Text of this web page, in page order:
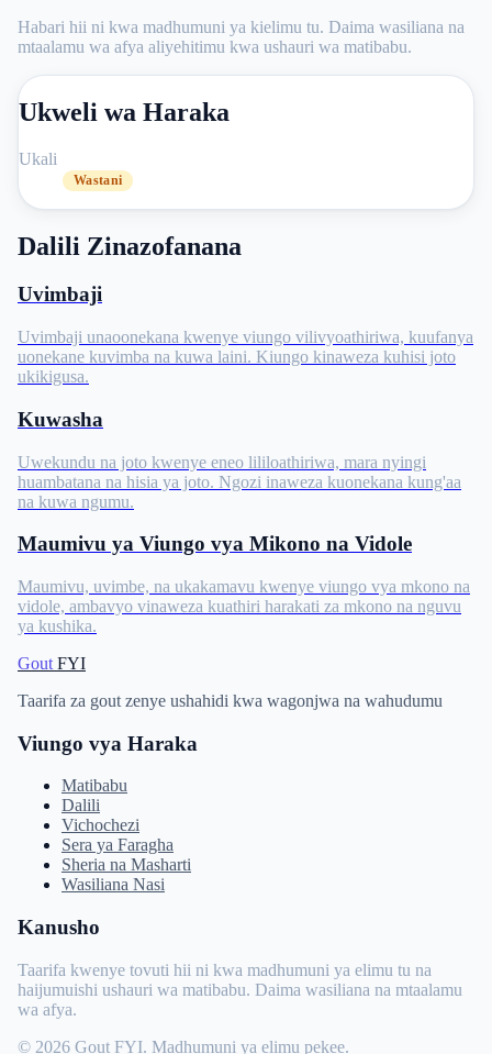
Habari hii ni kwa madhumuni ya kielimu tu. Daima wasiliana na
mtaalamu wa afya aliyehitimu kwa ushauri wa matibabu.
Ukweli wa Haraka
Ukali
Wastani
Dalili Zinazofanana
Uvimbaji
Uvimbaji unaoonekana kwenye viungo vilivyoathiriwa, kuufanya
uonekane kuvimba na kuwa laini. Kiungo kinaweza kuhisi joto
ukikigusa.
Kuwasha
Uwekundu na joto kwenye eneo lililoathiriwa, mara nyingi
huambatana na hisia ya joto. Ngozi inaweza kuonekana kung'aa
na kuwa ngumu.
Maumivu ya Viungo vya Mikono na Vidole
Maumivu, uvimbe, na ukakamavu kwenye viungo vya mkono na
vidole, ambavyo vinaweza kuathiri harakati za mkono na nguvu
ya kushika.
Gout FYI
Taarifa za gout zenye ushahidi kwa wagonjwa na wahudumu
Viungo vya Haraka
Matibabu
Dalili
Vichochezi
Sera ya Faragha
Sheria na Masharti
Wasiliana Nasi
Kanusho
Taarifa kwenye tovuti hii ni kwa madhumuni ya elimu tu na
haijumuishi ushauri wa matibabu. Daima wasiliana na mtaalamu
wa afya.
© 2026 Gout FYI. Madhumuni ya elimu pekee.